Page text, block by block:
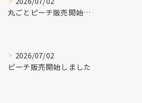
丸ごとピーチ販売開始しました
2026/07/02
ピーチ販売開始しました